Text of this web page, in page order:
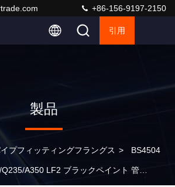
+86-156-9197-2150
引用
製品
プフィッティングフラングス > BS4504
A350 LF2 ブラックペイント 管